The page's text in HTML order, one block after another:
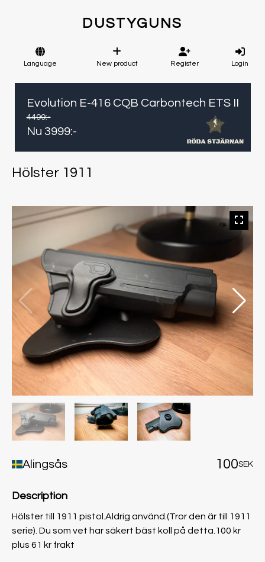
DUSTYGUNS
Language New product Register Login
Evolution E-416 CQB Carbontech ETS II
4499:-
Nu 3999:-
Hölster 1911
Alingsås 100SEK
Description
Hölster till 1911 pistol.Aldrig använd.(Tror den är till 1911
serie). Du som vet har säkert bäst koll på detta.100 kr
plus 61 kr frakt